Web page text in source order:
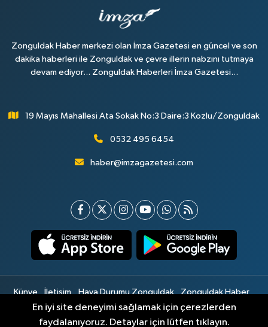
Zonguldak Haber merkezi olan İmza Gazetesi en güncel ve son
dakika haberleri ile Zonguldak ve çevre illerin nabzını tutmaya
devam ediyor... Zonguldak Haberleri İmza Gazetesi...
19 Mayıs Mahallesi Ata Sokak No:3 Daire:3 Kozlu/Zonguldak
0532 495 6454
haber@imzagazetesi.com
Künye İletişim Hava Durumu Zonguldak
Zonguldak Haber
Gizlilik Sözleşmesi
Hizmet Şartları Sitemap
En iyi site deneyimi sağlamak için çerezlerden
faydalanıyoruz. Detaylar için lütfen tıklayın.